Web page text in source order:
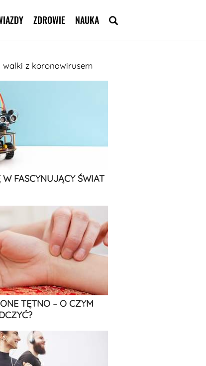
ZDROWIE NAUKA
walki z koronawirusem
FASCYNUJĄCY ŚWIAT
TĘTNO – O CZYM